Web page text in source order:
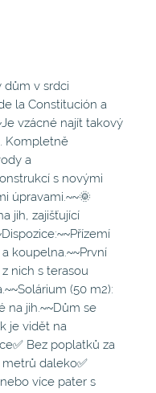
dům v srdci
la Constitución a
vzácné najít takový
Kompletně
a
s novými
úpravami.~~🌞
jih, zajišťující
koupelna.~~První
nich s terasou
(50 m2):
na jih.~~Dům se
je vidět na
Bez poplatků za
daleko✅
více pater s